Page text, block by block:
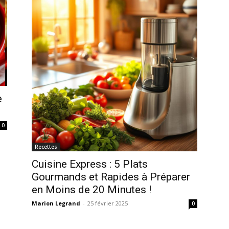
0
Recettes
Cuisine Express : 5 Plats
Gourmands et Rapides à Préparer
en Moins de 20 Minutes !
Marion Legrand - 25 février 2025 0